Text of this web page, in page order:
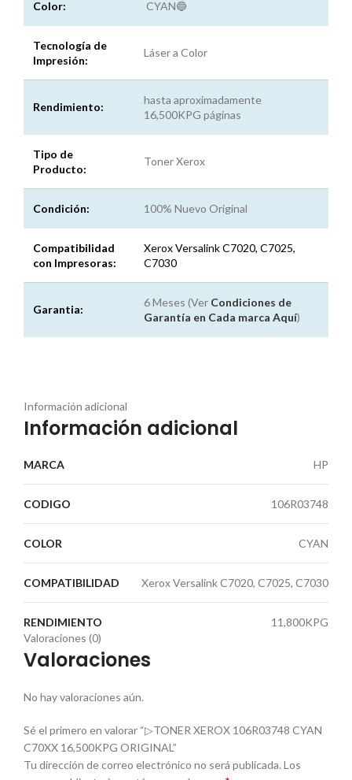
Color: CYAN🔵
Tecnología de
Impresión:
Láser a Color
Rendimiento:
hasta aproximadamente
16,500KPG páginas
Tipo de
Producto:
Toner Xerox
Condición: 100% Nuevo Original
Compatibilidad
con Impresoras:
Xerox Versalink C7020, C7025,
C7030
Garantia:
6 Meses (Ver Condiciones de
Garantía en Cada marca Aquí)
Información adicional
Información adicional
MARCA HP
CODIGO 106R03748
COLOR CYAN
COMPATIBILIDAD Xerox Versalink C7020, C7025, C7030
RENDIMIENTO
11,800KPG
Valoraciones (0)
Valoraciones
No hay valoraciones aún.
Sé el primero en valorar “▷TONER XEROX 106R03748 CYAN
C70XX 16,500KPG ORIGINAL”
Tu dirección de correo electrónico no será publicada.Los